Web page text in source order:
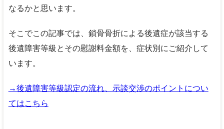
なるかと思います。
そこでこの記事では、鎖骨骨折による後遺症が該当する
後遺障害等級とその慰謝料金額を、症状別にご紹介して
います。
→後遺障害等級認定の流れ、示談交渉のポイントについ
てはこちら